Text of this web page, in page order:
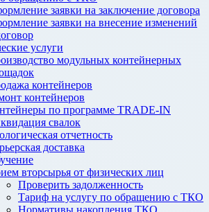
заявки на заключение договора
заявки на внесение изменений
услуги
модульных контейнерных
контейнеров
контейнеров
по программе TRADE-IN
свалок
отчетность
доставка
вторсырья от физических лиц
Проверить задолженность
Тариф на услугу по обращению с ТКО
Нормативы накопления ТКО